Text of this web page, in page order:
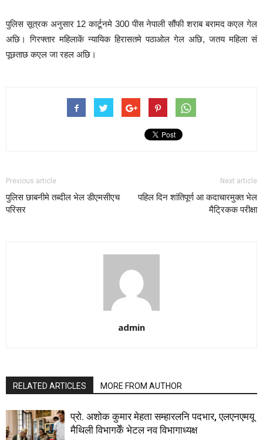
पुलिस सूत्रक अनुसार 12 कार्टूनमे 300 पीस नेपाली सौंफी शराब बरामद कएल गेल
अछि। गिरफ्तार महिलाकें न्यायिक हिरासतमे पठाओल गेल अछि, जतय महिला सं
पूछताछ कएल जा रहल अछि।
Previous article
पुलिस छाबनीमे तब्दील भेल डीएमसीएच
परिसर
Next article
पहिल दिन शांतिपूर्ण आ कदाचारमुक्त भेल
मैट्रिकक परीक्षा
admin
RELATED ARTICLES MORE FROM AUTHOR
प्रो. अशोक कुमार मेहता सम्हारलनि पदभार, एलएनएमयू
मैथिली विभागकेँ भेटल नव विभागाध्यक्ष